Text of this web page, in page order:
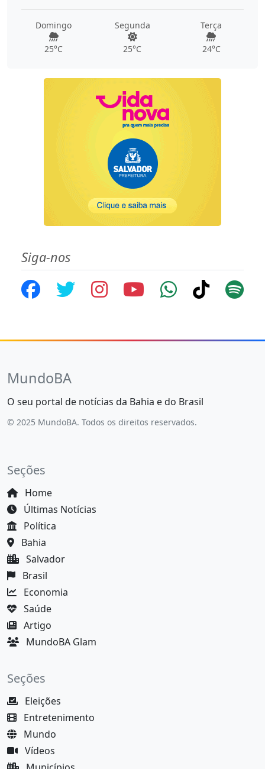
Domingo
25°C
Segunda
25°C
Terça
24°C
Siga-nos
MundoBA
O seu portal de notícias da Bahia e do Brasil
© 2025 MundoBA. Todos os direitos reservados.
Seções
Home
Últimas Notícias
Política
Bahia
Salvador
Brasil
Economia
Saúde
Artigo
MundoBA Glam
Seções
Eleições
Entretenimento
Mundo
Vídeos